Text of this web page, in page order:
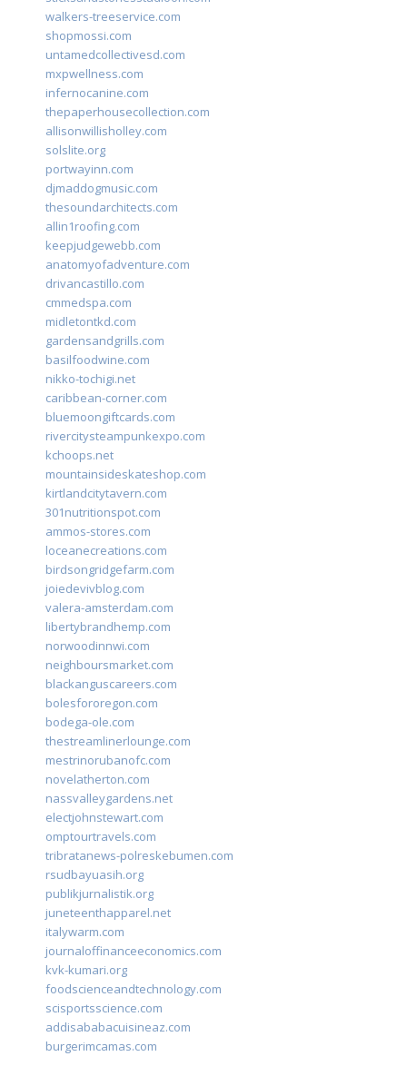
walkers-treeservice.com
shopmossi.com
untamedcollectivesd.com
mxpwellness.com
infernocanine.com
thepaperhousecollection.com
allisonwillisholley.com
solslite.org
portwayinn.com
djmaddogmusic.com
thesoundarchitects.com
allin1roofing.com
keepjudgewebb.com
anatomyofadventure.com
drivancastillo.com
cmmedspa.com
midletontkd.com
gardensandgrills.com
basilfoodwine.com
nikko-tochigi.net
caribbean-corner.com
bluemoongiftcards.com
rivercitysteampunkexpo.com
kchoops.net
mountainsideskateshop.com
kirtlandcitytavern.com
301nutritionspot.com
ammos-stores.com
loceanecreations.com
birdsongridgefarm.com
joiedevivblog.com
valera-amsterdam.com
libertybrandhemp.com
norwoodinnwi.com
neighboursmarket.com
blackanguscareers.com
bolesfororegon.com
bodega-ole.com
thestreamlinerlounge.com
mestrinorubanofc.com
novelatherton.com
nassvalleygardens.net
electjohnstewart.com
omptourtravels.com
tribratanews-polreskebumen.com
rsudbayuasih.org
publikjurnalistik.org
juneteenthapparel.net
italywarm.com
journaloffinanceeconomics.com
kvk-kumari.org
foodscienceandtechnology.com
scisportsscience.com
addisababacuisineaz.com
burgerimcamas.com